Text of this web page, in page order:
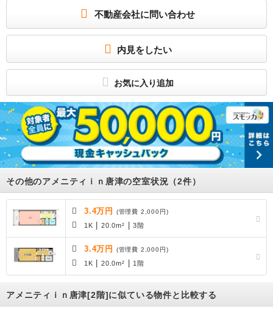
お部屋さがしはいい部屋ネットの大東建託で！
室内設備はエアコン・フローリングなどが揃っており、とても充実しています。電
車移動の多い方に嬉しい駅から徒歩10分の物件です。何かと収納に困る靴を収納で
（公財）日本賃貸住宅管理協会会員
（公社）首都圏不動産公正取引協議会加盟
不動産会社に問い合わせ
内見をしたい
お気に入り追加
その他のアメニティｉｎ唐津の空室状況（2件）
3.4万円 (管理費 2,000円)
1K |20.0m² |3階
3.4万円 (管理費 2,000円)
1K |20.0m² | 1階
アメニティｉｎ唐津[2階]に似ている物件と比較する